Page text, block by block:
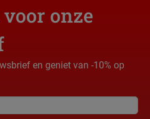
onze
en geniet van -10% op